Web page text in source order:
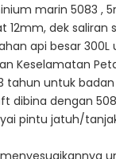
marin 5083 ,
12mm, dek
api besar
Keselamatan
tahun untuk badan
dibina dengan
pintu jatuh/